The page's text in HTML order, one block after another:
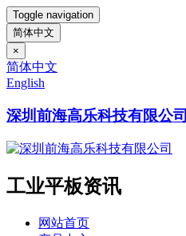
Toggle navigation
简体中文
×
简体中文
English
深圳前海高乐科技有限公司
工业平板资讯
网站首页